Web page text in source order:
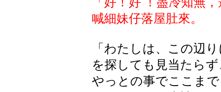
喊細妹仔落屋肚來。
「わたしは、この辺
を探しても見当たら
やっとの事でここま